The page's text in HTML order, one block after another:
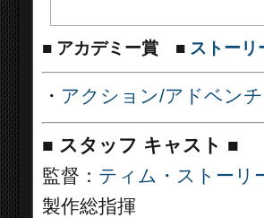
■ アカデミー賞 ■ ストーリ
・ アクション/アドベン
■ スタッフ キャスト ■
監督： ティム・ストーリ
製作総指揮